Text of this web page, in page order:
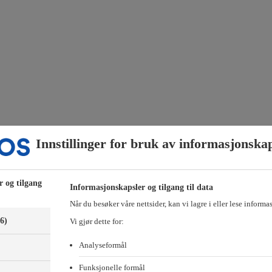
og behandle ulike saker. Årets generalforsamling ble avholdt 9.
Innstillinger for bruk av
og tilgang
Informasjonskapsler og tilgang til data
Når du besøker våre nettsider, kan vi lagre i eller lese
Vi gjør dette for:
Analyseformål
Funksjonelle formål